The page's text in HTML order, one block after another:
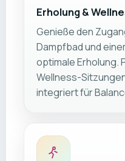
Erholung &
Genieße den
Dampfbad und
optimale Erholung.
Wellness-
integriert für